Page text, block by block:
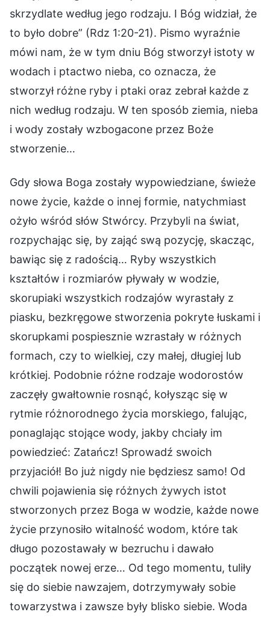
skrzydlate według jego rodzaju. I Bóg widział, że
to było dobre” (Rdz 1:20-21). Pismo wyraźnie
mówi nam, że w tym dniu Bóg stworzył istoty w
wodach i ptactwo nieba, co oznacza, że
stworzył różne ryby i ptaki oraz zebrał każde z
nich według rodzaju. W ten sposób ziemia, nieba
i wody zostały wzbogacone przez Boże
stworzenie…
Gdy słowa Boga zostały wypowiedziane, świeże
nowe życie, każde o innej formie, natychmiast
ożyło wśród słów Stwórcy. Przybyli na świat,
rozpychając się, by zająć swą pozycję, skacząc,
bawiąc się z radością… Ryby wszystkich
kształtów i rozmiarów pływały w wodzie,
skorupiaki wszystkich rodzajów wyrastały z
piasku, bezkręgowe stworzenia pokryte łuskami i
skorupkami pospiesznie wzrastały w różnych
formach, czy to wielkiej, czy małej, długiej lub
krótkiej. Podobnie różne rodzaje wodorostów
zaczęły gwałtownie rosnąć, kołysząc się w
rytmie różnorodnego życia morskiego, falując,
ponaglając stojące wody, jakby chciały im
powiedzieć: Zatańcz! Sprowadź swoich
przyjaciół! Bo już nigdy nie będziesz samo! Od
chwili pojawienia się różnych żywych istot
stworzonych przez Boga w wodzie, każde nowe
życie przynosiło witalność wodom, które tak
długo pozostawały w bezruchu i dawało
początek nowej erze… Od tego momentu, tuliły
się do siebie nawzajem, dotrzymywały sobie
towarzystwa i zawsze były blisko siebie. Woda